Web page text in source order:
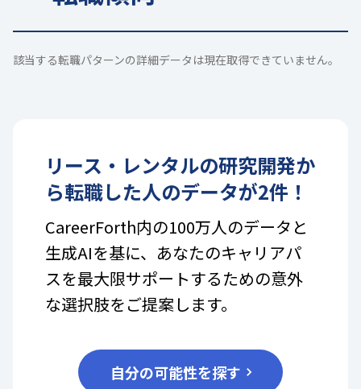
該当する転職パターンの詳細データは現在取得できていません。
リース・レンタルの研究開発か
ら転職した人のデータが2件！
CareerForth内の100万人のデータと
生成AIを基に、あなたのキャリアパ
スを最大限サポートするための意外
な選択肢をご提案します。
自分の可能性を探す